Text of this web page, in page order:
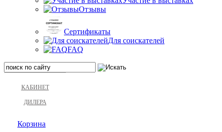
Отзывы
Сертификаты
Для соискателей
FAQ
КАБИНЕТ
ДИЛЕРА
Корзина